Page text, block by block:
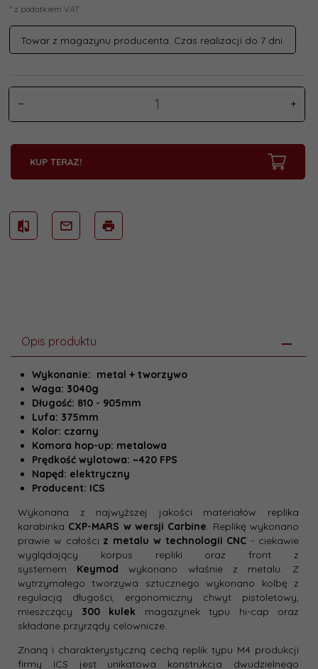
* z podatkiem VAT
Towar z magazynu producenta. Czas realizacji do 7 dni.
KUP TERAZ!
Opis produktu
Wykonanie: metal + tworzywo
Waga: 3040g
Długość: 810 - 905mm
Lufa: 375mm
Kolor: czarny
Komora hop-up: metalowa
Prędkość wylotowa: ~420 FPS
Napęd: elektryczny
Producent: ICS
Wykonana z najwyższej jakości materiałów replika
karabinka CXP-MARS w wersji Carbine. Replikę wykonano
prawie w całości z metalu w technologii CNC - ciekawie
wyglądający korpus repliki oraz front z
systemem
Keymod
wykonano właśnie z metalu. Z
wytrzymałego tworzywa sztucznego wykonano kolbę z
regulacją długości, ergonomiczny chwyt pistoletowy,
mieszczący
300 kulek
magazynek typu hi-cap oraz
składane przyrządy celownicze.
Znaną i charakterystyczną cechą replik typu M4 produkcji
firmy ICS jest unikatowa konstrukcja dwudzielnego